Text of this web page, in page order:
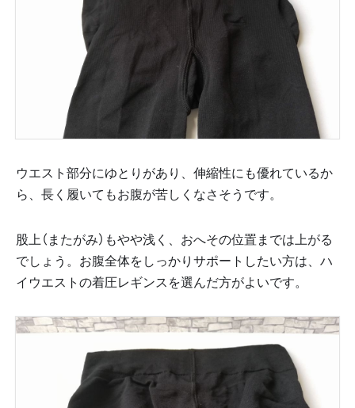
ウエスト部分にゆとりがあり、伸縮性にも優れているか
ら、長く履いてもお腹が苦しくなさそうです。
股上（またがみ）もやや浅く、おへその位置までは上がる
でしょう。お腹全体をしっかりサポートしたい方は、ハ
イウエストの着圧レギンスを選んだ方がよいです。